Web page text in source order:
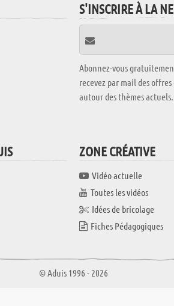
S'INSCRIRE À LA
Abonnez-vous
recevez par mail des
autour des thèmes actuels.
ZONE CRÉATIVE
Vidéo actuelle
Toutes les vidéos
Idées de bricolage
Fiches Pédagogiques
© Aduis 1996 - 2026